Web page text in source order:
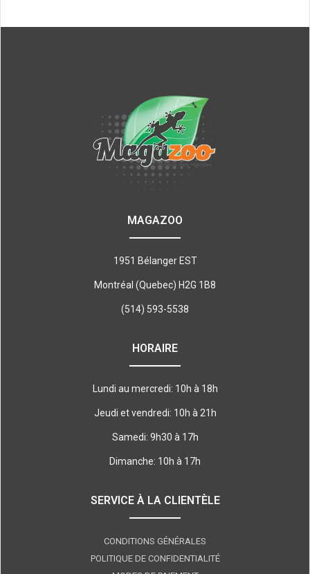
MAGAZOO
1951 Bélanger EST
Montréal (Quebec) H2G 1B8
(514) 593-5538
HORAIRE
Lundi au mercredi: 10h à 18h
Jeudi et vendredi: 10h à 21h
Samedi: 9h30 à 17h
Dimanche: 10h à 17h
SERVICE À LA CLIENTÈLE
CONDITIONS GÉNÉRALES
POLITIQUE DE CONFIDENTIALITÉ